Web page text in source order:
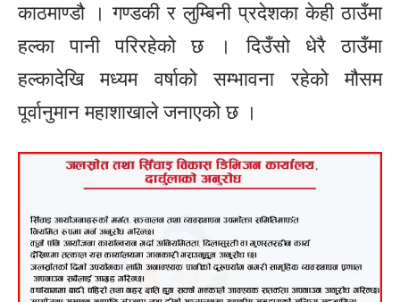
काठमाण्डौ । गण्डकी र लुम्बिनी प्रदेशका केही ठाउँमा
हल्का पानी परिरहेको छ । दिउँसो धेरै ठाउँमा
हल्कादेखि मध्यम वर्षाको सम्भावना रहेको मौसम
पूर्वानुमान महाशाखाले जनाएको छ ।